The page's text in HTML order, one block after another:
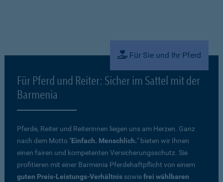
Für Sie und Ihr Pferd
Für Pferd und Reiter: Sicher im Sattel mit der
Barmenia
Pferde, Reiter und Reiterinnen liegen uns am Herzen. Ganz
nach dem Motto "Einfach. Menschlich." bieten wir Ihnen
einen fairen und kompetenten Versicherungsschutz. Sie
profitieren mit einer Barmenia Pferdehaftpflicht von einem
guten Preis-Leistungs-Verhältnis sowiefrei wählbaren